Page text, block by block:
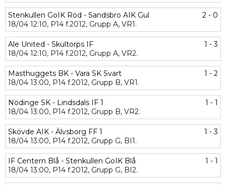
Stenkullen GoIK Röd - Sandsbro AIK Gul
2 - 0
18/04 12:10, P14 f.2012, Grupp A, VR1.
Ale United - Skultorps IF
1 - 3
18/04 12:10, P14 f.2012, Grupp A, VR2.
Masthuggets BK - Vara SK Svart
1 - 2
18/04 13:00, P14 f.2012, Grupp B, VR1.
Nödinge SK - Lindsdals IF 1
1 - 1
18/04 13:00, P14 f.2012, Grupp B, VR2.
Skövde AIK - Älvsborg FF 1
1 - 3
18/04 13:00, P14 f.2012, Grupp G, BI1.
IF Centern Blå - Stenkullen GoIK Blå
1 - 1
18/04 13:00, P14 f.2012, Grupp G, BI2.